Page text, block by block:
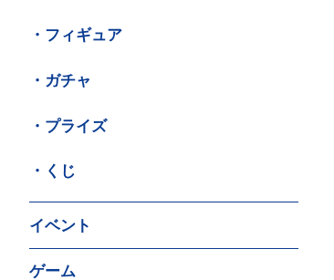
・フィギュア
・ガチャ
・プライズ
・くじ
イベント
ゲーム